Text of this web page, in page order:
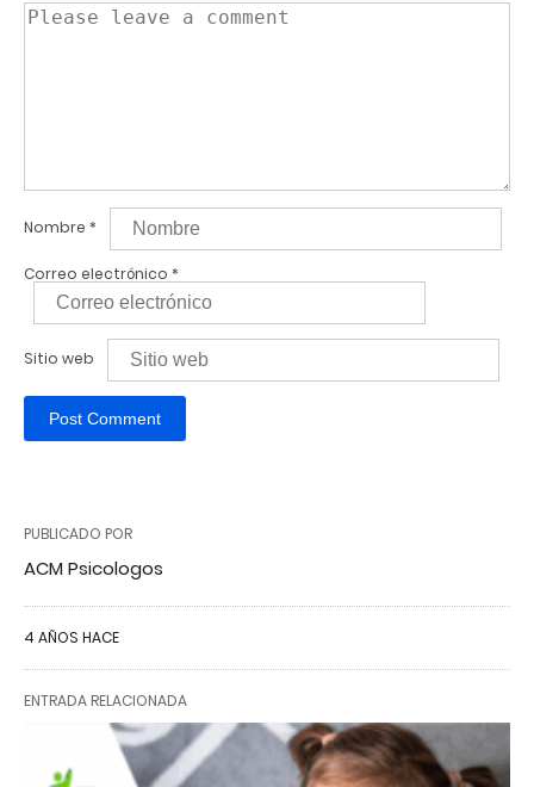
Nombre *
Correo electrónico *
Sitio web
PUBLICADO POR
ACM Psicologos
4 AÑOS HACE
ENTRADA RELACIONADA